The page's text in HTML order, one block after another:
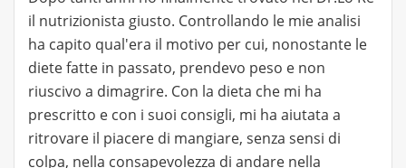
il nutrizionista giusto. Controllando le mie analisi
ha capito qual'era il motivo per cui, nonostante le
diete fatte in passato, prendevo peso e non
riuscivo a dimagrire. Con la dieta che mi ha
prescritto e con i suoi consigli, mi ha aiutata a
ritrovare il piacere di mangiare, senza sensi di
colpa, nella consapevolezza di andare nella